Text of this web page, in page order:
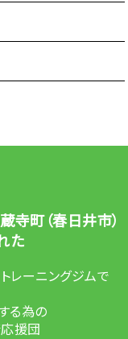
寺町（春日井市）
た
レーニングジムで
る為の
援団